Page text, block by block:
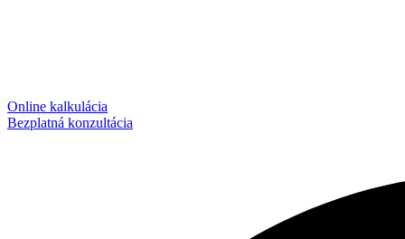
Online kalkulácia
Bezplatná konzultácia